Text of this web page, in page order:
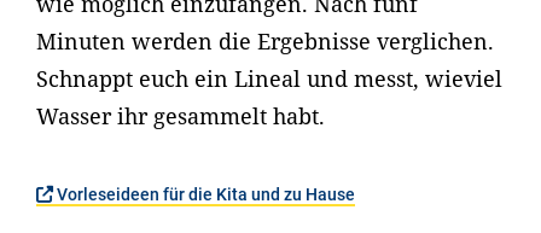
Minuten werden die Ergebnisse verglichen.
Schnappt euch ein Lineal und messt, wieviel
Wasser ihr gesammelt habt.
Vorleseideen für die Kita und zu Hause